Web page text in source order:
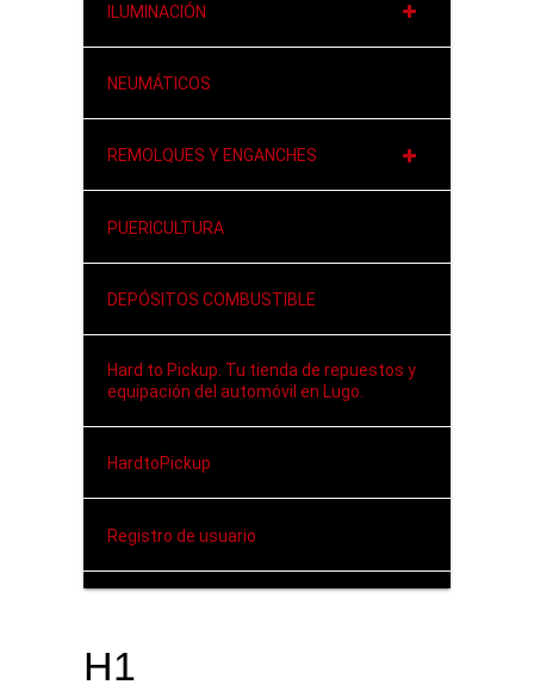
ILUMINACIÓN
NEUMÁTICOS
REMOLQUES Y ENGANCHES
PUERICULTURA
DEPÓSITOS COMBUSTIBLE
Hard to Pickup. Tu tienda de repuestos y
equipación del automóvil en Lugo.
HardtoPickup
Registro de usuario
H1